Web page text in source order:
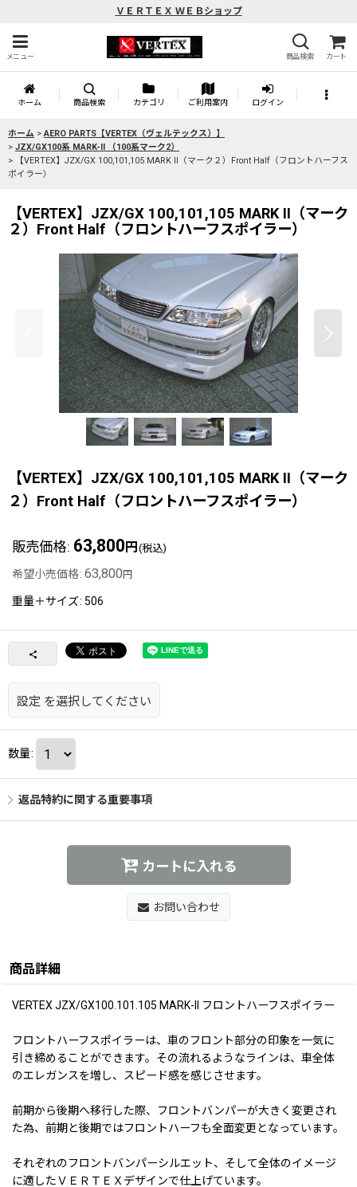
ＶＥＲＴＥＸ ＷＥＢショップ
メニュー 商品検索 カート
ホーム 商品検索 カテゴリ ご利用案内 ログイン
ホーム > AERO PARTS【VERTEX（ヴェルテックス）】
> JZX/GX100系 MARK-II （100系マーク2）
>
【VERTEX】JZX/GX 100,101,105 MARK II（マーク２）Front Half（フロントハーフス
ポイラー）
【VERTEX】JZX/GX 100,101,105 MARK II（マーク
２）Front Half（フロントハーフスポイラー）
【VERTEX】JZX/GX 100,101,105 MARK II（マーク
２）Front Half（フロントハーフスポイラー）
販売価格: 63,800 円 (税込)
希望小売価格: 63,800 円
重量＋サイズ: 506
設定 を選択してください
数量:
返品特約に関する重要事項
カートに入れる
お問い合わせ
商品詳細
VERTEX JZX/GX100.101.105 MARK-II フロントハーフスポイラー
フロントハーフスポイラーは、車のフロント部分の印象を一気に
引き締めることができます。その流れるようなラインは、車全体
のエレガンスを増し、スピード感を感じさせます。
前期から後期へ移行した際、フロントバンパーが大きく変更され
た為、前期と後期ではフロントハーフも全面変更となっています。
それぞれのフロントバンパーシルエット、そして全体のイメージ
に適したＶＥＲＴＥＸデザインで仕上げています。